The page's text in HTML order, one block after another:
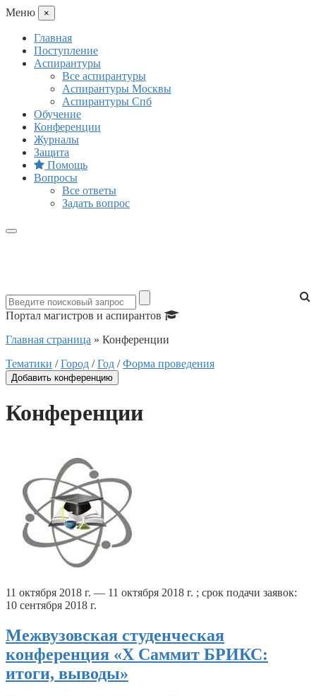
Mеню ×
Главная
Поступление
Аспирантуры
Все аспирантуры
Аспирантуры Москвы
Аспирантуры Спб
Обучение
Конференции
Журналы
Защита
Помощь
Вопросы
Все ответы
Задать вопрос
Портал магистров и аспирантов
Главная страница » Конференции
Тематики /Город /Год /Форма проведения
Добавить конференцию
Конференции
11 октября 2018 г. — 11 октября 2018 г. ; срок подачи заявок:
10 сентября 2018 г.
Межвузовская студенческая
конференция «Х Саммит БРИКС:
итоги, выводы»